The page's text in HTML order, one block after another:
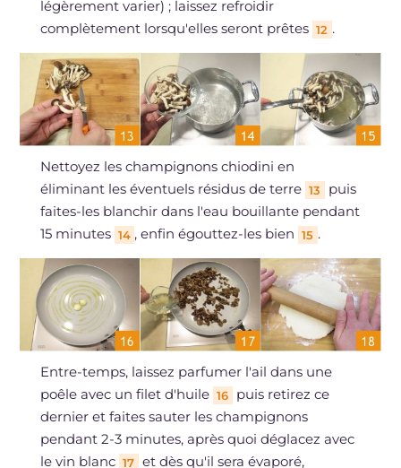
légèrement varier) ; laissez refroidir
complètement lorsqu'elles seront prêtes 12 .
Nettoyez les champignons chiodini en
éliminant les éventuels résidus de terre 13
puis
faites-les blanchir dans l'eau bouillante pendant
15 minutes 14 , enfin égouttez-les bien 15 .
Entre-temps, laissez parfumer l'ail dans une
poêle avec un filet d'huile 16
puis retirez ce
dernier et faites sauter les champignons
pendant 2-3 minutes, après quoi déglacez avec
le vin blanc 17 et dès qu'il sera évaporé,